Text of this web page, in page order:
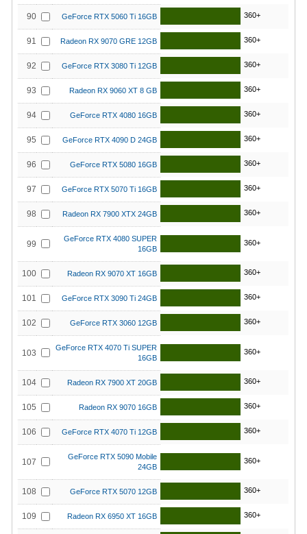
90 GeForce RTX 5060 Ti 16GB 360+
91 Radeon RX 9070 GRE 12GB 360+
92 GeForce RTX 3080 Ti 12GB 360+
93 Radeon RX 9060 XT 8 GB 360+
94 GeForce RTX 4080 16GB 360+
95 GeForce RTX 4090 D 24GB 360+
96 GeForce RTX 5080 16GB 360+
97 GeForce RTX 5070 Ti 16GB 360+
98 Radeon RX 7900 XTX 24GB 360+
99
GeForce RTX 4080 SUPER
16GB
360+
100 Radeon RX 9070 XT 16GB 360+
101 GeForce RTX 3090 Ti 24GB 360+
102 GeForce RTX 3060 12GB 360+
103
GeForce RTX 4070 Ti SUPER
16GB
360+
104 Radeon RX 7900 XT 20GB 360+
105 Radeon RX 9070 16GB 360+
106 GeForce RTX 4070 Ti 12GB 360+
107
GeForce RTX 5090 Mobile
24GB
360+
108 GeForce RTX 5070 12GB 360+
109 Radeon RX 6950 XT 16GB 360+